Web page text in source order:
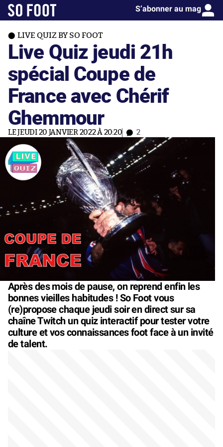
S’abonner au mag
LIVE QUIZ BY SO FOOT
Live Quiz jeudi 21h
spécial Coupe de
France avec Chérif
Ghemmour
LE JEUDI 20 JANVIER 2022 À 20:20 2
Après des mois de pause, on reprend enfin les
bonnes vieilles habitudes ! So Foot vous
(re)propose chaque jeudi soir en direct sur sa
chaîne Twitch un quiz interactif pour tester votre
culture et vos connaissances foot face à un invité
de talent.